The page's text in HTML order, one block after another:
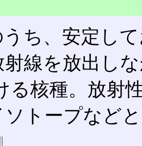
ち、安定し
射線を放出し
る核種。放射
ソトープなど